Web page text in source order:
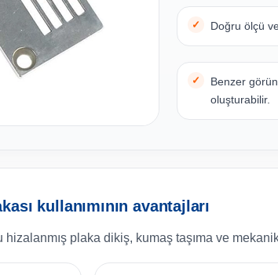
Doğru ölçü
Benzer
oluşturabilir.
kullanımının avantajları
plaka dikiş, kumaş taşıma ve